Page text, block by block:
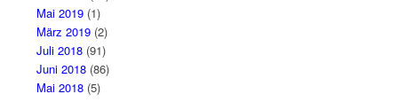
Mai 2019(1)
März 2019(2)
Juli 2018(91)
Juni 2018(86)
Mai 2018(5)